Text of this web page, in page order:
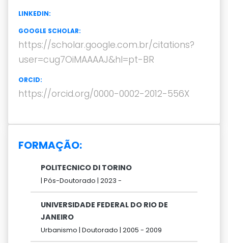
LINKEDIN:
GOOGLE SCHOLAR:
https://scholar.google.com.br/citations?
user=cug7OiMAAAAJ&hl=pt-BR
ORCID:
https://orcid.org/0000-0002-2012-556X
FORMAÇÃO:
POLITECNICO DI TORINO
| Pós-Doutorado | 2023 -
UNIVERSIDADE FEDERAL DO RIO DE
JANEIRO
Urbanismo | Doutorado | 2005 - 2009